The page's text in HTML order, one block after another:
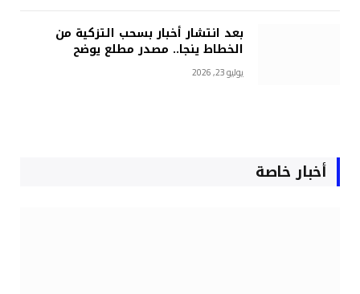
بعد انتشار أخبار بسحب التزكية من
الخطاط ينجا.. مصدر مطلع يوضح
يوليو 23, 2026
أخبار خاصة